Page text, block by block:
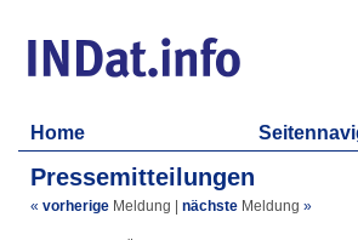
Home
Pressemitteilungen
« vorherige Meldung nächste Meldung »